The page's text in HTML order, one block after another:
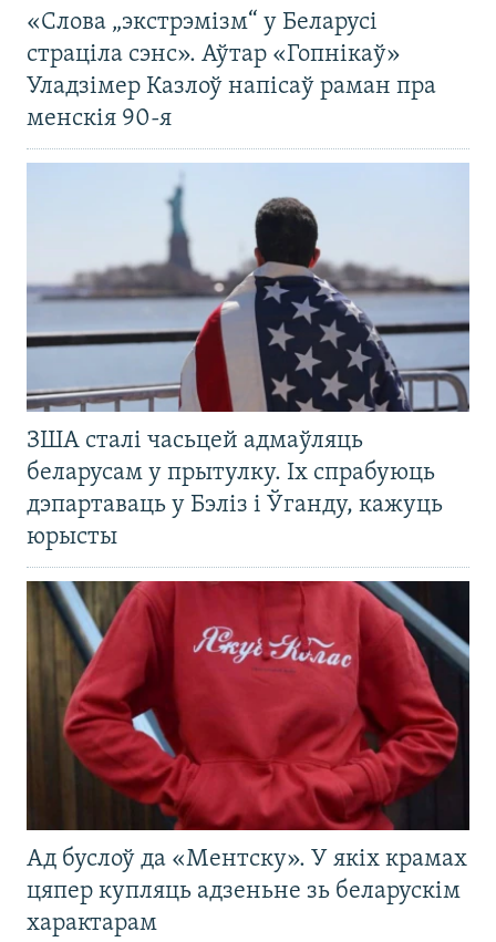
«Слова „экстрэмізм“ у Беларусі
страціла сэнс». Аўтар «Гопнікаў»
Уладзімер Казлоў напісаў раман пра
менскія 90-я
ЗША сталі часьцей адмаўляць
беларусам у прытулку. Іх спрабуюць
дэпартаваць у Бэліз і Ўганду, кажуць
юрысты
Ад буслоў да «Ментску». У якіх крамах
цяпер купляць адзеньне зь беларускім
характарам